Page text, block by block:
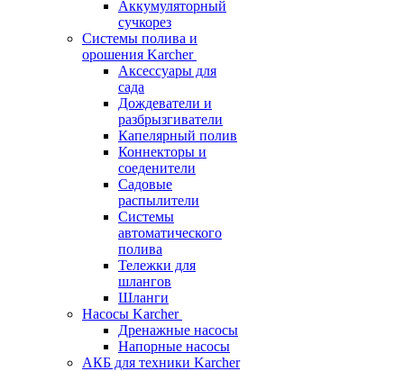
Аккумуляторный
сучкорез
Системы полива и
орошения Karcher
Аксессуары для
сада
Дождеватели и
разбрызгиватели
Капелярный полив
Коннекторы и
соеденители
Садовые
распылители
Системы
автоматического
полива
Тележки для
шлангов
Шланги
Насосы Karcher
Дренажные насосы
Напорные насосы
АКБ для техники Karcher